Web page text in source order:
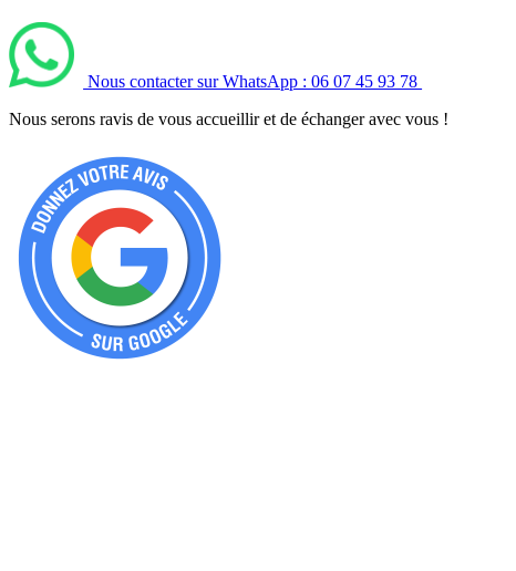
Nous contacter sur WhatsApp : 06 07 45 93 78
Nous serons ravis de vous accueillir et de échanger avec vous !